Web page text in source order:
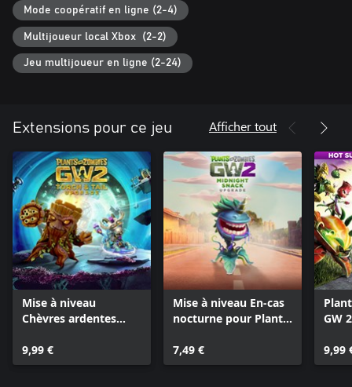
Mode coopératif en ligne (2-4)
Multijoueur local Xbox (2-2)
Jeu multijoueur en ligne (2-24)
Extensions pour ce jeu Afficher tout
Mise à niveau
Chèvres ardentes
Garden Warfare 2
9,99 €
Mise à niveau En-cas
nocturne pour Plants
Warfare 2
7,49 €
GW
l'été
9,99